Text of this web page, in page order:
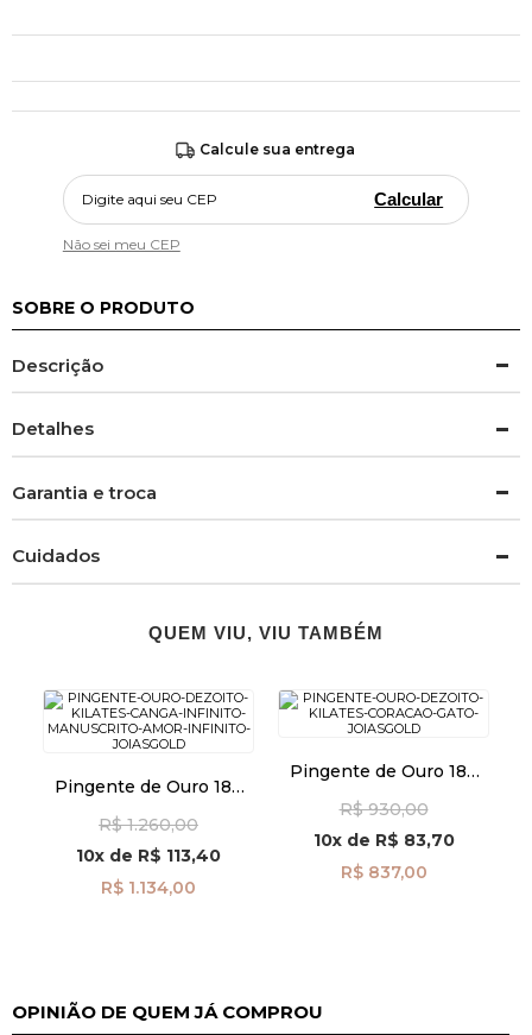
Calcule sua entrega
Calcular
Não sei meu CEP
SOBRE O PRODUTO
Descrição
Detalhes
Garantia e troca
Cuidados
QUEM VIU, VIU TAMBÉM
Pingente de Ouro 18k
Manuscrito Amor
Infinito pi24492
R$ 1.260,00
10x de R$ 113,40
R$ 1.134,00
Pingente de Ouro 18k
R$ 930,00
10xde R$ 83,70
R$ 837,00
OPINIÃO DE QUEM JÁ COMPROU